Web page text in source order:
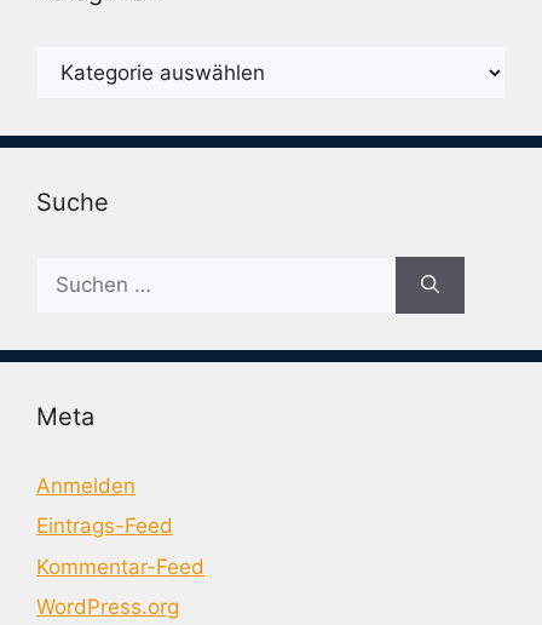
Karegorien
Suche
nach:
Meta
Anmelden
Eintrags-Feed
Kommentar-Feed
WordPress.org